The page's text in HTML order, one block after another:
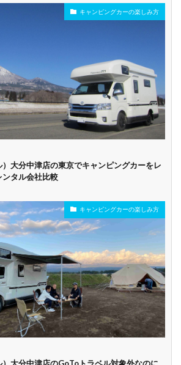
多言語対応 年末年始営業
マイカー預かりあ
り
カード支払い可
カップル向き ファミリー向き
新車多数あり
キャンペーン開催
中
長期割引
早割
キャンピングカーの楽しみ方
大分中津店の東京でキャンピングカーをレ
タル会社比較
キャンピングカーの楽しみ方
大分中津店のGoToトラベル対象外なのに